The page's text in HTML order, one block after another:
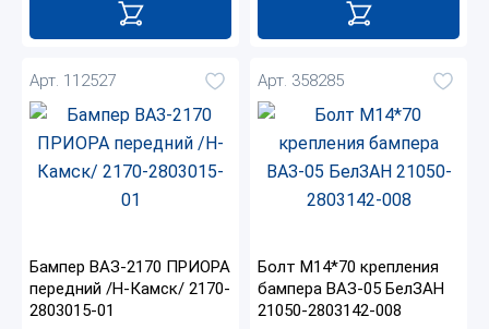
Арт. 112527
Бампер ВАЗ-2170 ПРИОРА
передний /Н-Камск/ 2170-
2803015-01
Арт. 358285
Болт М14*70 крепления
бампера ВАЗ-05 БелЗАН
21050-2803142-008